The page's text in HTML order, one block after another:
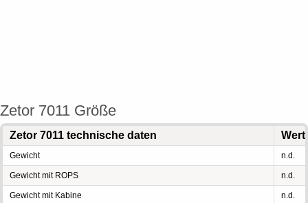
Zetor 7011 Größe
Zetor 7011 technische daten Wert
Gewicht n.d.
Gewicht mit ROPS n.d.
Gewicht mit Kabine n.d.